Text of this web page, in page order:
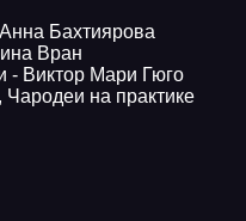
Бахтиярова
Вран
- Виктор Мари Гюго
на практике